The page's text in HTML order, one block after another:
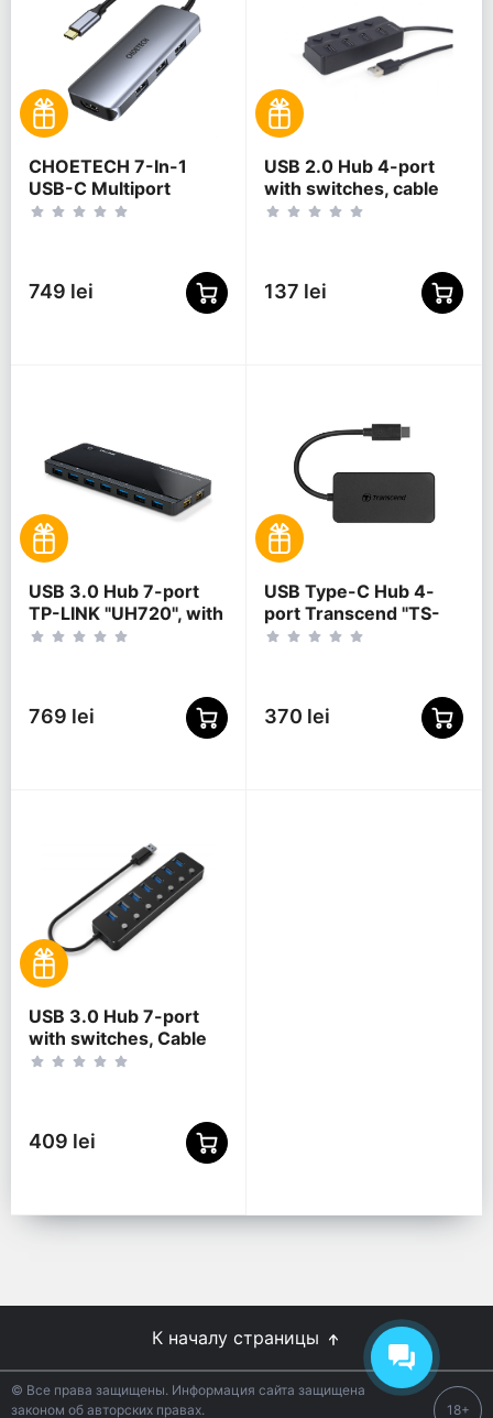
CHOETECH 7-In-1
USB-C Multiport
Adapter, HUB-M19
749 lei
USB 2.0 Hub 4-port
with switches, cable
80 cm, Gembird "UHB-
137 lei
USB 3.0 Hub 7-port
TP-LINK "UH720", with
2 Charging Ports,
769 lei
USB Type-C Hub 4-
port Transcend "TS-
HUB2C" Black (1xUSB
370 lei
USB 3.0 Hub 7-port
with switches, Cable
24 cm, Gembird "UHB-
409 lei
К началу страницы
© Все права защищены. Информация сайта защищена
законом об авторских правах.
18+